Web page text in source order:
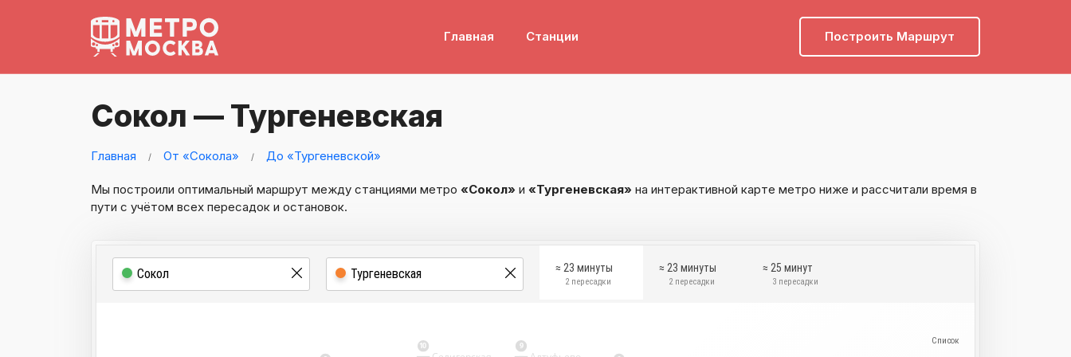
Главная Станции Построить Маршрут
Сокол — Тургеневская
Главная От «Сокола» До «Тургеневской»
Мы построили оптимальный маршрут между станциями метро «Сокол» и «Тургеневская» на интерактивной карте метро ниже и рассчитали время в
пути с учётом всех пересадок и остановок.
≈ 23 минуты
2 пересадки
≈ 23 минуты
2 пересадки
≈ 25 минут
3 пересадки
9
10